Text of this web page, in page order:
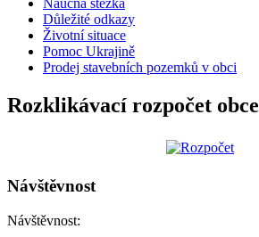
Důležité odkazy
Životní situace
Pomoc Ukrajině
Prodej stavebních pozemků v obci
Rozklikávací rozpočet obce
Návštěvnost
Návštěvnost: